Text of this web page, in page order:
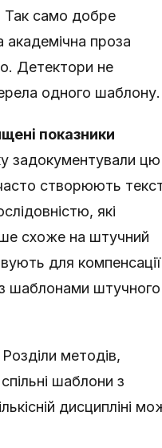
Так само добре
проза
Детектори не
одного шаблону.
показники
задокументували цю
створюють текст
які
схоже на штучний
для компенсації
шаблонами штучного
Розділи методів,
шаблони з
дисципліні